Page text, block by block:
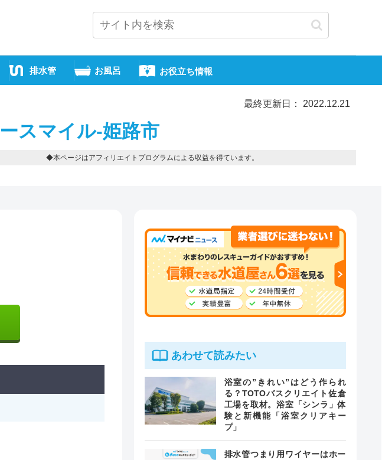
排水管 お風呂 お役立ち情報
最終更新日： 2022.12.21
スマイル-姫路市
◆本ページはアフィリエイトプログラムによる収益を得ています。
あわせて読みたい
浴室の”きれい”はどう作られ
る？TOTOバスクリエイト佐倉
工場を取材。浴室「シンラ」体
験と新機能「浴室クリアキー
プ」
排水管つまり用ワイヤーはホー